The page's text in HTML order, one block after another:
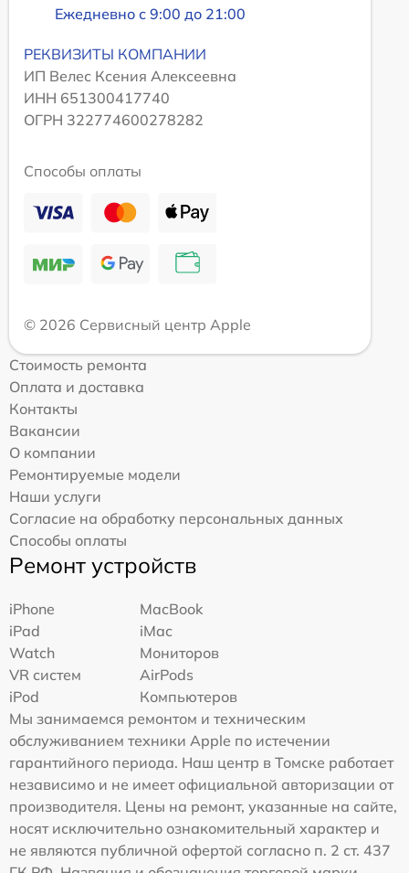
Ежедневно с 9:00 до 21:00
РЕКВИЗИТЫ КОМПАНИИ
ИП Велес Ксения Алексеевна
ИНН 651300417740
ОГРН 322774600278282
Способы оплаты
© 2026 Сервисный центр Apple
Стоимость ремонта
Оплата и доставка
Контакты
Вакансии
О компании
Ремонтируемые модели
Наши услуги
Согласие на обработку персональных данных
Способы оплаты
Ремонт устройств
iPhone
MacBook
iPad
iMac
Watch
Мониторов
VR систем
AirPods
iPod
Компьютеров
Мы занимаемся ремонтом и техническим
обслуживанием техники Apple по истечении
гарантийного периода. Наш центр в Томске работает
независимо и не имеет официальной авторизации от
производителя. Цены на ремонт, указанные на сайте,
носят исключительно ознакомительный характер и
не являются публичной офертой согласно п. 2 ст. 437